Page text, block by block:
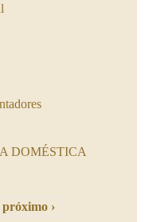
DOMÉSTICA
próximo ›